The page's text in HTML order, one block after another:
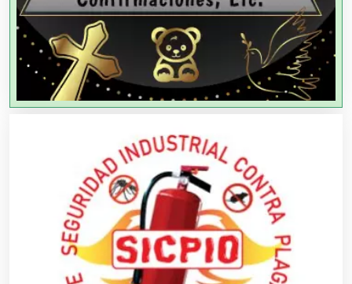
Agencias de Viajes
Agricultores
Agricultura y Ganadería
Agua Purificada
Aire Acondicionado